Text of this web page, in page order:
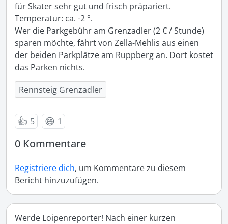
für Skater sehr gut und frisch präpariert.
Temperatur: ca. -2 °.
Wer die Parkgebühr am Grenzadler (2 € / Stunde)
sparen möchte, fährt von Zella-Mehlis aus einen
der beiden Parkplätze am Ruppberg an. Dort kostet
das Parken nichts.
Rennsteig Grenzadler
👍 5 😄 1
0 Kommentare
Registriere dich, um Kommentare zu diesem
Bericht hinzuzufügen.
Werde Loipenreporter! Nach einer kurzen